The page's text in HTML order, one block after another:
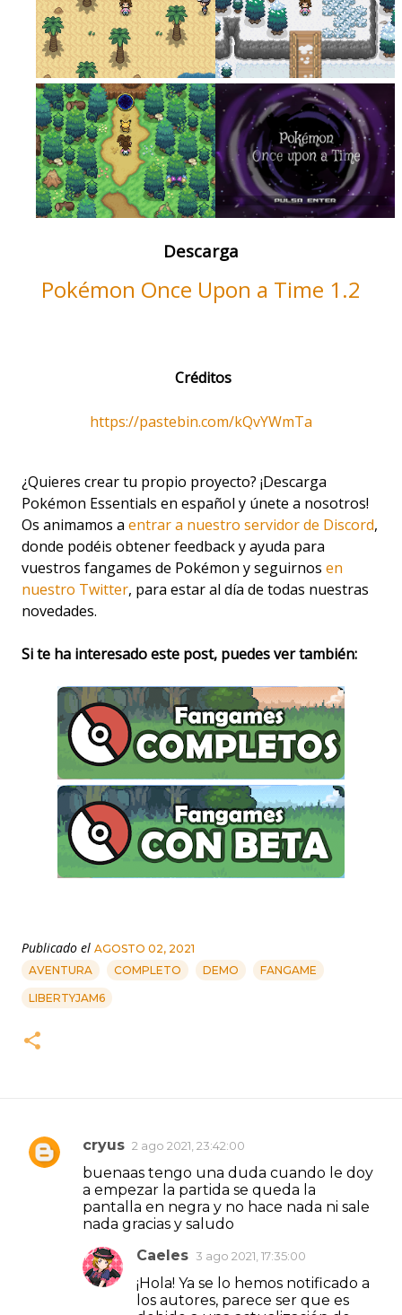
Descarga
Pokémon Once Upon a Time 1.2
Créditos
https://pastebin.com/kQvYWmTa
¿Quieres crear tu propio proyecto? ¡Descarga
Pokémon Essentials en español y únete a nosotros!
Os animamos a entrar a nuestro servidor de Discord,
donde podéis obtener feedback y ayuda para
vuestros fangames de Pokémon y seguirnos en
nuestro Twitter, para estar al día de todas nuestras
novedades.
Si te ha interesado este post, puedes ver también:
Publicado el AGOSTO 02, 2021
AVENTURA
COMPLETO DEMO FANGAME
LIBERTYJAM6
C
cryus 2 ago 2021, 23:42:00
buenaas tengo una duda cuando le doy
a empezar la partida se queda la
pantalla en negra y no hace nada ni sale
nada gracias y saludo
Caeles 3 ago 2021, 17:35:00
¡Hola! Ya se lo hemos notificado a
los autores, parece ser que es